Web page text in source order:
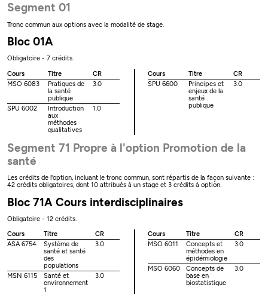
Segment 01
Tronc commun aux options avec la modalité de stage.
Bloc 01A
Obligatoire - 7 crédits.
Cours
Titre
CR
MSO 6083
Pratiques de
la santé
publique
3.0
SPU 6002
Introduction
aux
méthodes
qualitatives
1.0
Cours Titre
CR
SPU 6600
Principes et
enjeux de la
santé
publique
3.0
Segment 71 Propre à l'option Promotion de la
santé
Les crédits de l'option, incluant le tronc commun, sont répartis de la façon suivante :
42 crédits obligatoires, dont 10 attribués à un stage et 3 crédits à option.
Bloc 71A Cours interdisciplinaires
Obligatoire - 12 crédits.
Cours
Titre
CR
ASA 6754
Système de
santé et santé
des
populations
3.0
MSN 6115
Santé et
environnement
1
3.0
Cours Titre
CR
MSO 6011
Concepts et
méthodes en
épidémiologie
3.0
MSO 6060
Concepts de
base en
biostatistique
3.0